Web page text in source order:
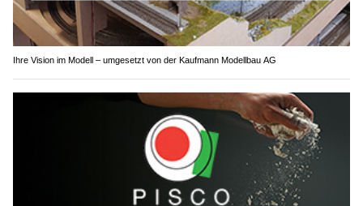
Ihre Vision im Modell – umgesetzt von der Kaufmann Modellbau AG